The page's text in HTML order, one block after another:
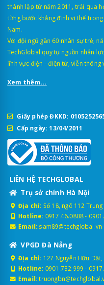
thành lập từ năm 2011, trải qua
từng bước khẳng định vị thế
Nam.
Với đội ngũ gần 60 nhân sự trẻ,
TechGlobal quy tụ nguồn nhân
lĩnh vực điện - điện tử, viễn thông
Xem thêm...
Giấy phép ĐKKD:
Cấp ngày: 13/04/2011
LIÊN HỆ TECHGLOBAL
Trụ sở chính Hà Nội
Địa chỉ: Số 18, ngõ 112
Hotline: 0917.46.0808-
Email: sam89@techglobal.vn
VPGD Đà Nẵng
Địa chỉ: 127 Nguyễn Hữu
Hotline: 0901.732.999 -
Email: